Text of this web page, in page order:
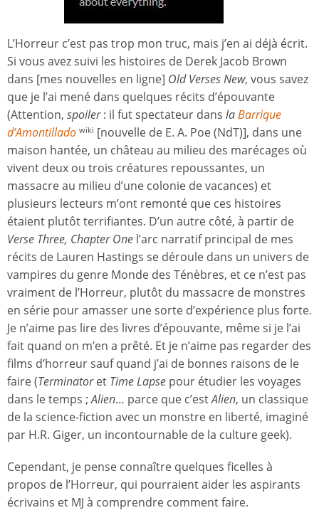
L’Horreur c’est pas trop mon truc, mais j’en ai déjà écrit.
Si vous avez suivi les histoires de Derek Jacob Brown
dans [mes nouvelles en ligne] Old Verses New, vous savez
que je l’ai mené dans quelques récits d’épouvante
(Attention, spoiler: il fut spectateur dans laBarrique
d’Amontillado wiki [nouvelle de E. A. Poe (NdT)], dans une
maison hantée, un château au milieu des marécages où
vivent deux ou trois créatures repoussantes, un
massacre au milieu d’une colonie de vacances) et
plusieurs lecteurs m’ont remonté que ces histoires
étaient plutôt terrifiantes. D’un autre côté, à partir de
Verse Three, Chapter One l’arc narratif principal de mes
récits de Lauren Hastings se déroule dans un univers de
vampires du genre Monde des Ténèbres, et ce n’est pas
vraiment de l’Horreur, plutôt du massacre de monstres
en série pour amasser une sorte d’expérience plus forte.
Je n’aime pas lire des livres d’épouvante, même si je l’ai
fait quand on m’en a prêté. Et je n’aime pas regarder des
films d’horreur sauf quand j’ai de bonnes raisons de le
faire (Terminatoret Time Lapse pour étudier les voyages
dans le temps ;Alien… parce que c’estAlien, un classique
de la science-fiction avec un monstre en liberté, imaginé
par H.R. Giger, un incontournable de la culture geek).
Cependant, je pense connaître quelques ficelles à
propos de l’Horreur, qui pourraient aider les aspirants
écrivains et MJ à comprendre comment faire.